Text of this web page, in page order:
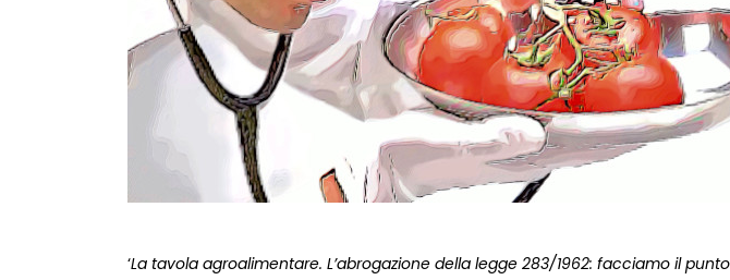
‘La tavola agroalimentare. L’abrogazione della legge 283/1962: facciamo il